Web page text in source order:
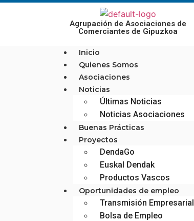
Agrupación de Asociaciones de
Comerciantes de Gipuzkoa
Inicio
Quienes Somos
Asociaciones
Noticias
Últimas Noticias
Noticias Asociaciones
Buenas Prácticas
Proyectos
DendaGo
Euskal Dendak
Productos Vascos
Oportunidades de empleo
Transmisión Empresarial
Bolsa de Empleo